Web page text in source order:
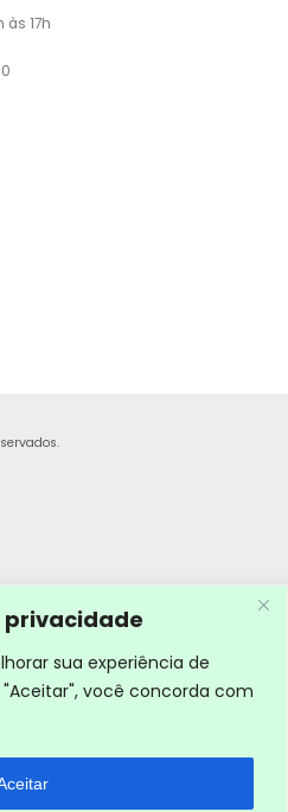
privacidade
sua experiência de
você concorda com
às 17h